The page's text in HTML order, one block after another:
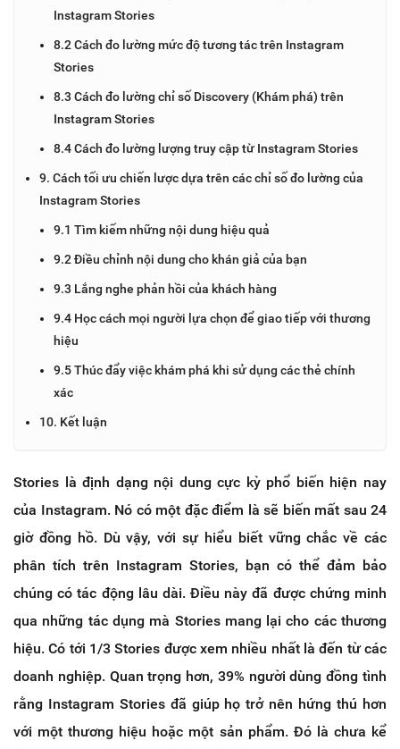
Instagram Stories
8.2 Cách đo lường mức độ tương tác trên Instagram
Stories
8.3 Cách đo lường chỉ số Discovery (Khám phá) trên
Instagram Stories
8.4 Cách đo lường lượng truy cập từ Instagram Stories
9. Cách tối ưu chiến lược dựa trên các chỉ số đo lường của
Instagram Stories
9.1 Tìm kiếm những nội dung hiệu quả
9.2 Điều chỉnh nội dung cho khán giả của bạn
9.3 Lắng nghe phản hồi của khách hàng
9.4 Học cách mọi người lựa chọn để giao tiếp với thương
hiệu
9.5 Thúc đẩy việc khám phá khi sử dụng các thẻ chính
xác
10. Kết luận
Stories là định dạng nội dung cực kỳ phổ biến hiện nay
của Instagram. Nó có một đặc điểm là sẽ biến mất sau 24
giờ đồng hồ. Dù vậy, với sự hiểu biết vững chắc về các
phân tích trên Instagram Stories, bạn có thể đảm bảo
chúng có tác động lâu dài. Điều này đã được chứng minh
qua những tác dụng mà Stories mang lại cho các thương
hiệu. Có tới 1/3 Stories được xem nhiều nhất là đến từ các
doanh nghiệp. Quan trọng hơn, 39% người dùng đồng tình
rằng Instagram Stories đã giúp họ trở nên hứng thú hơn
với một thương hiệu hoặc một sản phẩm. Đó là chưa kể